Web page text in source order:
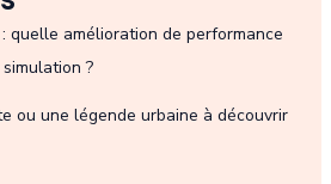
quelle amélioration de performance
?
ou une légende urbaine à découvrir